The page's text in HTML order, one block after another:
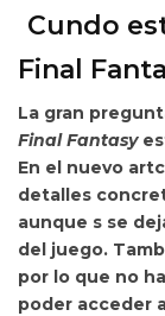
Cundo
Final
La gran
Final Fantasy
En el nuevo
detalles
aunque s se
del juego.
por lo que no
poder acceder